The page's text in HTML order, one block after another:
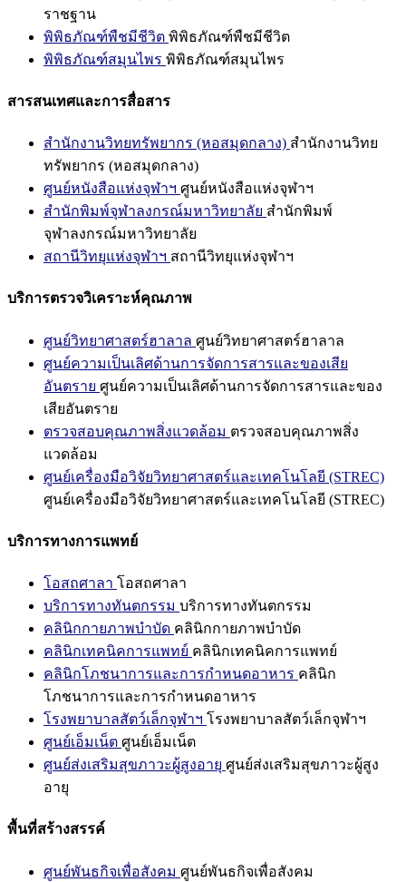
ราชฐาน
พิพิธภัณฑ์พืชมีชีวิต พิพิธภัณฑ์พืชมีชีวิต
พิพิธภัณฑ์สมุนไพร พิพิธภัณฑ์สมุนไพร
สารสนเทศและการสื่อสาร
สำนักงานวิทยทรัพยากร (หอสมุดกลาง) สำนักงานวิทย
ทรัพยากร (หอสมุดกลาง)
ศูนย์หนังสือแห่งจุฬาฯ ศูนย์หนังสือแห่งจุฬาฯ
สำนักพิมพ์จุฬาลงกรณ์มหาวิทยาลัย สำนักพิมพ์
จุฬาลงกรณ์มหาวิทยาลัย
สถานีวิทยุแห่งจุฬาฯ สถานีวิทยุแห่งจุฬาฯ
บริการตรวจวิเคราะห์คุณภาพ
ศูนย์วิทยาศาสตร์ฮาลาล ศูนย์วิทยาศาสตร์ฮาลาล
ศูนย์ความเป็นเลิศด้านการจัดการสารและของเสีย
อันตราย ศูนย์ความเป็นเลิศด้านการจัดการสารและของ
เสียอันตราย
ตรวจสอบคุณภาพสิ่งแวดล้อม ตรวจสอบคุณภาพสิ่ง
แวดล้อม
ศูนย์เครื่องมือวิจัยวิทยาศาสตร์และเทคโนโลยี (STREC)
ศูนย์เครื่องมือวิจัยวิทยาศาสตร์และเทคโนโลยี (STREC)
บริการทางการแพทย์
โอสถศาลา โอสถศาลา
บริการทางทันตกรรม บริการทางทันตกรรม
คลินิกกายภาพบำบัด คลินิกกายภาพบำบัด
คลินิกเทคนิคการแพทย์ คลินิกเทคนิคการแพทย์
คลินิกโภชนาการและการกำหนดอาหาร คลินิก
โภชนาการและการกำหนดอาหาร
โรงพยาบาลสัตว์เล็กจุฬาฯ โรงพยาบาลสัตว์เล็กจุฬาฯ
ศูนย์เอ็มเน็ต ศูนย์เอ็มเน็ต
ศูนย์ส่งเสริมสุขภาวะผู้สูงอายุ ศูนย์ส่งเสริมสุขภาวะผู้สูง
อายุ
พื้นที่สร้างสรรค์
ศูนย์พันธกิจเพื่อสังคม ศูนย์พันธกิจเพื่อสังคม